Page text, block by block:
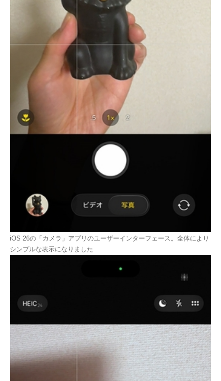
iOS 26の「カメラ」アプリのユーザーインターフェース。全体により
シンプルな表示になりました